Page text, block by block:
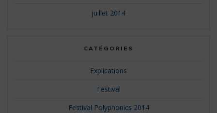
juillet 2014
CATÉGORIES
Explications
Festival
Festival Polyphonics 2014